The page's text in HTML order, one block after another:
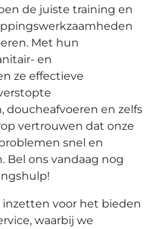
de juiste training en
Met hun
en
ze effectieve
doucheafvoeren en zelfs
vertrouwen dat onze
snel en
Bel ons vandaag nog
voor het bieden
waarbij we